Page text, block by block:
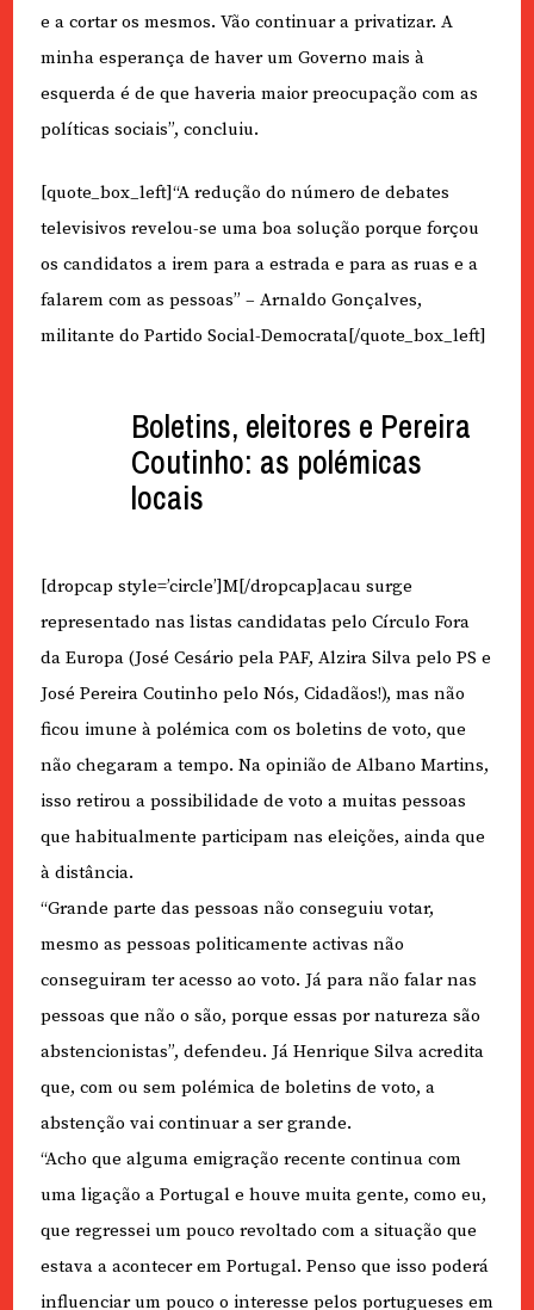
e a cortar os mesmos. Vão continuar a privatizar. A
minha esperança de haver um Governo mais à
esquerda é de que haveria maior preocupação com as
políticas sociais”, concluiu.
[quote_box_left]“A redução do número de debates
televisivos revelou-se uma boa solução porque forçou
os candidatos a irem para a estrada e para as ruas e a
falarem com as pessoas” – Arnaldo Gonçalves,
militante do Partido Social-Democrata[/quote_box_left]
Boletins, eleitores e Pereira
Coutinho: as polémicas
locais
[dropcap style=’circle’]M[/dropcap]acau surge
representado nas listas candidatas pelo Círculo Fora
da Europa (José Cesário pela PAF, Alzira Silva pelo PS e
José Pereira Coutinho pelo Nós, Cidadãos!), mas não
ficou imune à polémica com os boletins de voto, que
não chegaram a tempo. Na opinião de Albano Martins,
isso retirou a possibilidade de voto a muitas pessoas
que habitualmente participam nas eleições, ainda que
à distância.
“Grande parte das pessoas não conseguiu votar,
mesmo as pessoas politicamente activas não
conseguiram ter acesso ao voto. Já para não falar nas
pessoas que não o são, porque essas por natureza são
abstencionistas”, defendeu. Já Henrique Silva acredita
que, com ou sem polémica de boletins de voto, a
abstenção vai continuar a ser grande.
“Acho que alguma emigração recente continua com
uma ligação a Portugal e houve muita gente, como eu,
que regressei um pouco revoltado com a situação que
estava a acontecer em Portugal. Penso que isso poderá
influenciar um pouco o interesse pelos portugueses em